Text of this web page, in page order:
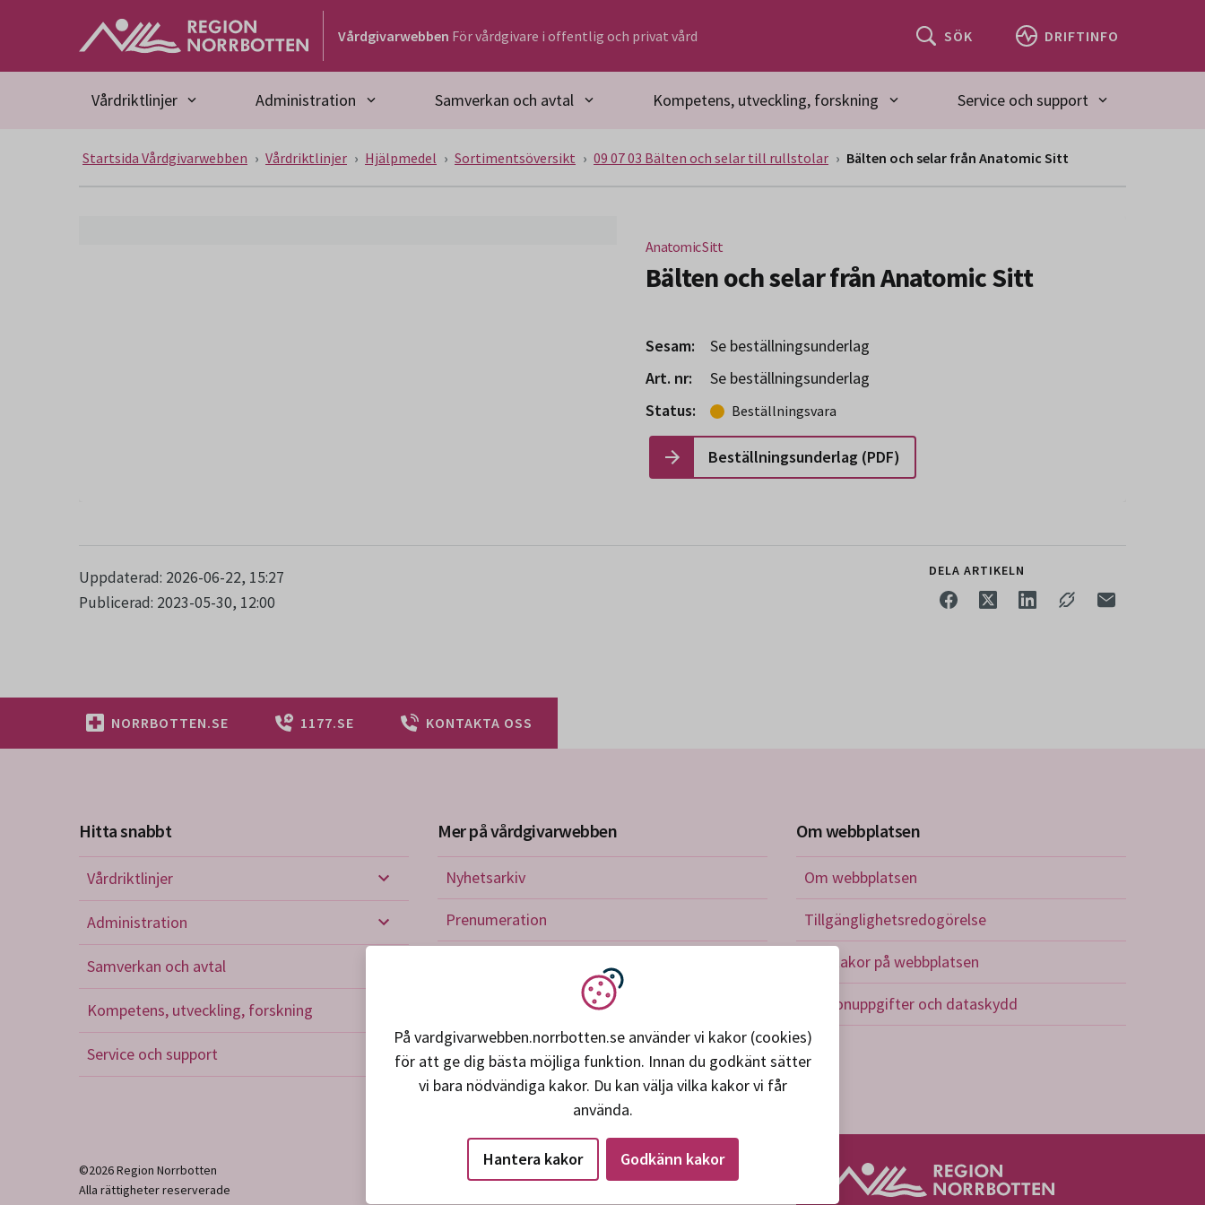
Gå till huvudmeny
Gå till övergripande innehåll
Vårdgivarwebben För vårdgivare i offentlig och privat vård SÖK DRIFTINFO
Vårdriktlinjer Administration Samverkan och avtal Kompetens, utveckling, forskning Service och support
Startsida Vårdgivarwebben Vårdriktlinjer Hjälpmedel Sortimentsöversikt 09 07 03 Bälten och selar till rullstolar Bälten och selar från Anatomic Sitt
Anatomic Sitt
Bälten och selar från Anatomic Sitt
Sesam:
Se beställningsunderlag
Art. nr:
Se beställningsunderlag
Status:
Beställningsvara
Beställningsunderlag (PDF)
Uppdaterad: 2026-06-22, 15:27
Publicerad: 2023-05-30, 12:00
DELA ARTIKELN
NORRBOTTEN.SE 1177.SE KONTAKTA OSS
Hitta snabbt
Vårdriktlinjer
Vårdriktlinjer
Administration
Samverkan och avtal
Kompetens, utveckling, forskning
Service och support
Service och support
Mer på vårdgivarwebben
Nyhetsarkiv
Prenumeration
Om webbplatsen
Om webbplatsen
Tillgänglighetsredogörelse
Om kakor på webbplatsen
Personuppgifter och dataskydd
©2026 Region Norrbotten
Alla rättigheter reserverade
Vi använder kakor
På vardgivarwebben.norrbotten.se använder vi kakor (cookies)
för att ge dig bästa möjliga funktion. Innan du godkänt sätter
vi bara nödvändiga kakor. Du kan välja vilka kakor vi får
använda.
Hantera kakor Godkänn kakor